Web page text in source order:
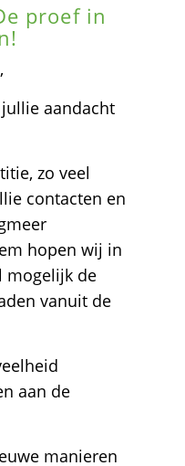
proef in
aandacht
zo veel
contacten en
hopen wij in
mogelijk de
vanuit de
aan de
manieren